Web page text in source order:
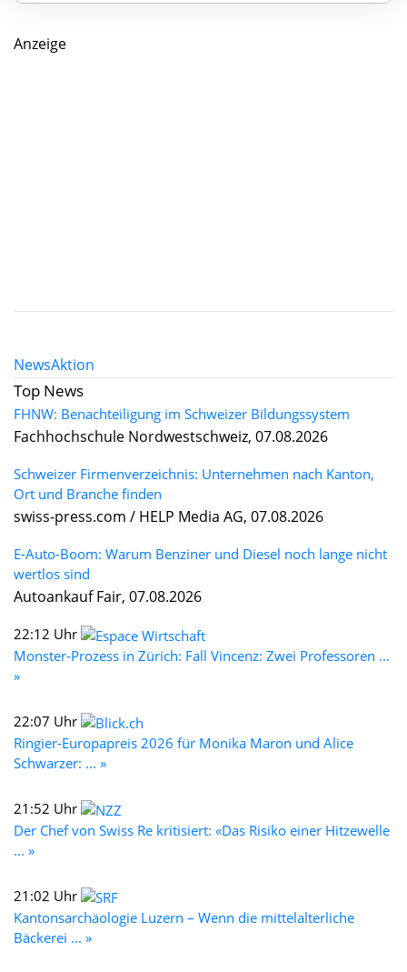
Anzeige
NewsAktion
Top News
FHNW: Benachteiligung im Schweizer Bildungssystem
Fachhochschule Nordwestschweiz, 07.08.2026
Schweizer Firmenverzeichnis: Unternehmen nach Kanton,
Ort und Branche finden
swiss-press.com / HELP Media AG, 07.08.2026
E-Auto-Boom: Warum Benziner und Diesel noch lange nicht
wertlos sind
Autoankauf Fair, 07.08.2026
22:12 Uhr
Monster-Prozess in Zürich: Fall Vincenz: Zwei Professoren ...
»
22:07 Uhr
Ringier-Europapreis 2026 für Monika Maron und Alice
Schwarzer: ... »
21:52 Uhr
Der Chef von Swiss Re kritisiert: «Das Risiko einer Hitzewelle
... »
21:02 Uhr
Kantonsarchäologie Luzern – Wenn die mittelalterliche
Bäckerei ... »